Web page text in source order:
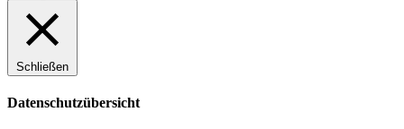
Schließen
Datenschutzübersicht